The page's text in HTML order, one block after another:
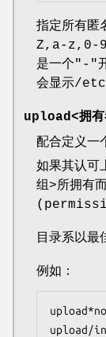
指定所有匿
Z,a-z,0-9
是一个"-"
会显示/
upload<拥
配合定义一
如果其认可
组>所拥有
目录系以
例如：
upload*no
upload/